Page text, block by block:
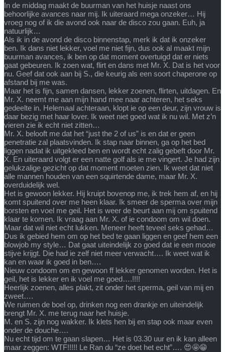
In de middag maakt de buurman van het huisje naast ons
behoorlijke avances naar mij. Ik uiteraard mega onzeker… Hij
vroeg nog of ik die avond ook naar de disco zou gaan. Euh, ja
natuurlijk…
Als ik in de avond de disco binnenstap, merk ik dat ik onzeker
ben. Ik dans niet lekker, voel me niet fijn, dus ook al maakt mijn
buurman avances, ik ben op dat moment overtuigd dat er niets
gaat gebeuren. Ik zoen wat, flirt en dans met Mr. X. Dat is het voor
nu. Geef dat ook aan bij S., die keurig als een soort chaperone op
afstand bij me was.
Maar het is fijn, samen dansen, lekker zoenen, flirten, uitdagen. En
Mr. X. neemt me aan mijn hand mee naar achteren, het seks
gedeelte in. Helemaal achteraan, klopt ie op een deur, zijn vrouw is
daar bezig met haar lover. Ik weet niet goed wat ik nu wil. Met z’n
vieren zie ik echt niet zitten…
Mr. X. belooft me dat het “just the 2 of us” is en dat er geen
penetratie zal plaatsvinden. Ik stap naar binnen, ga op het bed
liggen nadat ik uitgekleed ben en wordt echt zalig gebeft door Mr.
X. En uiteraard volgt er een natte golf als ie me vingert. Je had zijn
gelukzalige gezicht op dat moment moeten zien. Ik weet dat niet
alle mannen houden van een squirtende dame, maar Mr. X.
overduidelijk wel.
Het is gewoon lekker. Hij kruipt bovenop me, ik trek hem af, en hij
komt spuitend over me heen klaar. Ik smeer de sperma over mijn
borsten en voel me geil. Het is weer de beurt aan mij om spuitend
klaar te komen. Ik vraag aan Mr. X. of ie condoom om wil doen.
Maar dat wil niet echt lukken. Meneer heeft teveel seks gehad…
Dus ik gebied hem om op het bed te gaan liggen en geef hem een
blowjob my style… Dat gaat uiteindelijk zo goed dat ie een mooie
stijve krijgt. Die had ie zelf niet meer verwacht…. Ik weet wat ik
kan en waar ik goed in ben….
Nieuw condoom om en gewoon ff lekker genomen worden. Het is
geil, het is lekker en ik voel me goed….!!!!
Heerlijk zoenen, alles plakt, zit onder het sperma, geil van mij en
zweet….
We ruimen de boel op, drinken nog een drankje en uiteindelijk
brengt Mr. X. me terug naar het huisje.
M. en S. zijn nog wakker. Ik klets hen bij en stap ook maar even
onder de douche….
Nu echt tijd om te gaan slapen… Het is 03.30 uur en ik kan alleen
maar zeggen: WTF!!!!! Le Ran du “ze doet het echt”…. 😍🤩😁